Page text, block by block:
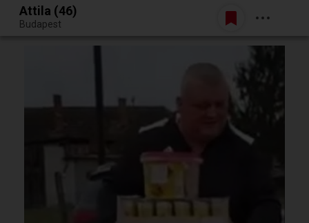
Egy jó randiból bármi lehet.
Belépés
Attila (46)
Budapest